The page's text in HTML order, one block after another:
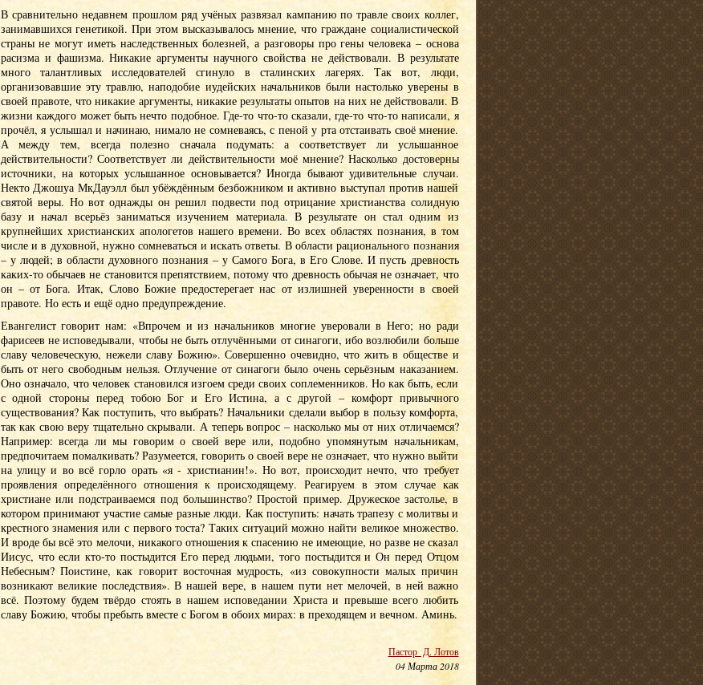
В сравнительно недавнем прошлом ряд учёных развязал кампанию по травле своих коллег,
занимавшихся генетикой. При этом высказывалось мнение, что граждане социалистической
страны не могут иметь наследственных болезней, а разговоры про гены человека – основа
расизма и фашизма. Никакие аргументы научного свойства не действовали. В результате
много талантливых исследователей сгинуло в сталинских лагерях. Так вот, люди,
организовавшие эту травлю, наподобие иудейских начальников были настолько уверены в
своей правоте, что никакие аргументы, никакие результаты опытов на них не действовали. В
жизни каждого может быть нечто подобное. Где-то что-то сказали, где-то что-то написали, я
прочёл, я услышал и начинаю, нимало не сомневаясь, с пеной у рта отстаивать своё мнение.
А между тем, всегда полезно сначала подумать: а соответствует ли услышанное
действительности? Соответствует ли действительности моё мнение? Насколько достоверны
источники, на которых услышанное основывается? Иногда бывают удивительные случаи.
Некто Джошуа МкДауэлл был убёждённым безбожником и активно выступал против нашей
святой веры. Но вот однажды он решил подвести под отрицание христианства солидную
базу и начал всерьёз заниматься изучением материала. В результате он стал одним из
крупнейших христианских апологетов нашего времени. Во всех областях познания, в том
числе и в духовной, нужно сомневаться и искать ответы. В области рационального познания
– у людей; в области духовного познания – у Самого Бога, в Его Слове. И пусть древность
каких-то обычаев не становится препятствием, потому что древность обычая не означает, что
он – от Бога. Итак, Слово Божие предостерегает нас от излишней уверенности в своей
правоте. Но есть и ещё одно предупреждение.
Евангелист говорит нам: «Впрочем и из начальников многие уверовали в Него; но ради
фарисеев не исповедывали, чтобы не быть отлучёнными от синагоги, ибо возлюбили больше
славу человеческую, нежели славу Божию». Совершенно очевидно, что жить в обществе и
быть от него свободным нельзя. Отлучение от синагоги было очень серьёзным наказанием.
Оно означало, что человек становился изгоем среди своих соплеменников. Но как быть, если
с одной стороны перед тобою Бог и Его Истина, а с другой – комфорт привычного
существования? Как поступить, что выбрать? Начальники сделали выбор в пользу комфорта,
так как свою веру тщательно скрывали. А теперь вопрос – насколько мы от них отличаемся?
Например: всегда ли мы говорим о своей вере или, подобно упомянутым начальникам,
предпочитаем помалкивать? Разумеется, говорить о своей вере не означает, что нужно выйти
на улицу и во всё горло орать «я - христианин!». Но вот, происходит нечто, что требует
проявления определённого отношения к происходящему. Реагируем в этом случае как
христиане или подстраиваемся под большинство? Простой пример. Дружеское застолье, в
котором принимают участие самые разные люди. Как поступить: начать трапезу с молитвы и
крестного знамения или с первого тоста? Таких ситуаций можно найти великое множество.
И вроде бы всё это мелочи, никакого отношения к спасению не имеющие, но разве не сказал
Иисус, что если кто-то постыдится Его перед людьми, того постыдится и Он перед Отцом
Небесным? Поистине, как говорит восточная мудрость, «из совокупности малых причин
возникают великие последствия». В нашей вере, в нашем пути нет мелочей, в ней важно
всё. Поэтому будем твёрдо стоять в нашем исповедании Христа и превыше всего любить
славу Божию, чтобы пребыть вместе с Богом в обоих мирах: в преходящем и вечном. Аминь.
Пастор Д. Лотов
04 Марта 2018